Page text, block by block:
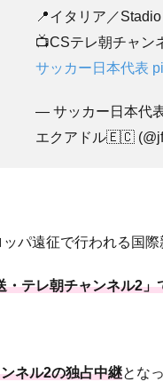
📍イタリア／
📺CSテレ朝チャン
サッカー日本代表
— サッカー日本代
エクアドル🇪🇨
パ遠征で行われる国際
・テレ朝チャンネル2
ネル2の独占中継とな